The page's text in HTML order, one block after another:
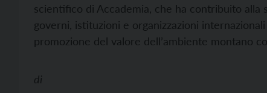
scientifico di Accademia, che ha contribuito
governi, istituzioni e organizzazioni
promozione del valore dell’ambiente montano
di